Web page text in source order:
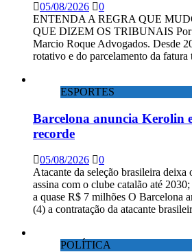
05/08/2026
0
ENTENDA A REGRA QUE
QUE DIZEM OS TRIBUNAIS Por
Marcio Roque Advogados. Desde
rotativo e do parcelamento da fatura
ESPORTES
Barcelona anuncia Kerolin
recorde
05/08/2026
0
Atacante da seleção brasileira deixa
assina com o clube catalão até
a quase R$ 7 milhões O Barcelona
(4) a contratação da atacante
POLÍTICA